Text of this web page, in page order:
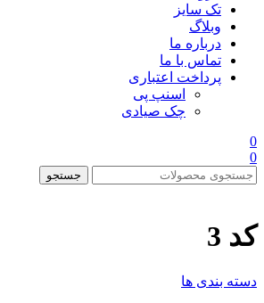
تک سایز
وبلاگ
درباره ما
تماس با ما
پرداخت اعتباری
اسنپ پی
چک صیادی
0
0
جستجو
کد 3
دسته بندی ها